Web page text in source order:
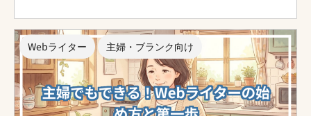
Webライター 主婦・ブランク向け